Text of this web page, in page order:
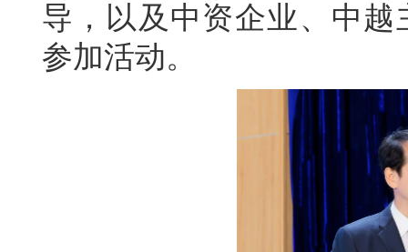
导，以及中资企业、中
参加活动。